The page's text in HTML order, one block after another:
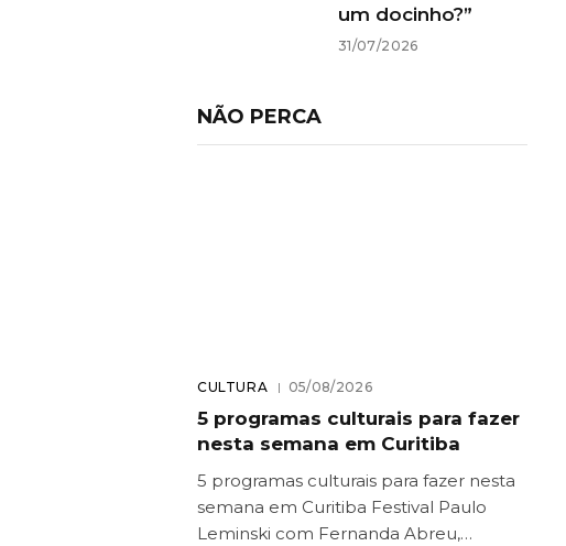
um docinho?”
31/07/2026
NÃO PERCA
CULTURA 05/08/2026
5 programas culturais para fazer
nesta semana em Curitiba
5 programas culturais para fazer nesta
semana em Curitiba Festival Paulo
Leminski com Fernanda Abreu,…